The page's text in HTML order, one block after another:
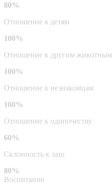
80%
Отношение к детям
100%
Отношение к другим животным
100%
Отношение к незнакомцам
100%
Отношение к одиночеству
60%
Склонность к лаю
80%
Воспитание